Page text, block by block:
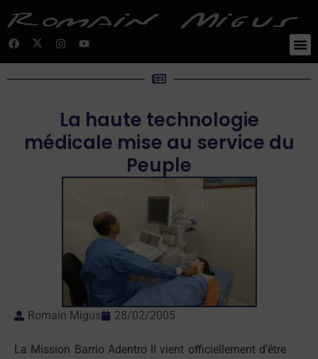
La haute technologie
médicale mise au service du
Peuple
Romain Migus 28/02/2005
La Mission Barrio Adentro II vient officiellement d’être